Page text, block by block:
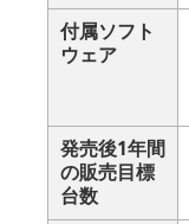
付属ソフト
ウェア
発売後1年間
の販売目標
台数